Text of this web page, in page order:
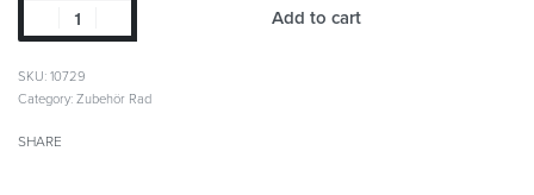
Add to cart
SKU: 10729
Category: Zubehör Rad
SHARE